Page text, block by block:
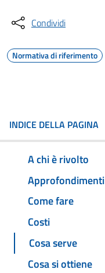
Condividi
Normativa di riferimento
INDICE DELLA PAGINA
A chi è rivolto
Approfondimenti
Come fare
Costi
Cosa serve
Cosa si ottiene